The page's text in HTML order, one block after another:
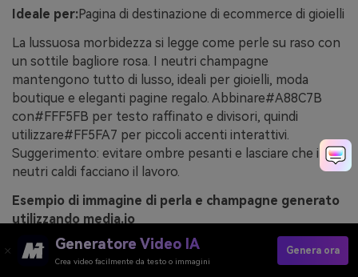
Ideale per:Pagina di destinazione di ecommerce di gioielli
La lussuosa morbidezza si legge come perle su raso con
un sottile bagliore rosa. I neutri champagne
mantengono tutto di lusso, ideali per gioielli, moda
boutique e eleganti pagine regalo. Abbinare#A88C7B
con#FFF5FB per testo raffinato e divisori, quindi
utilizzare#FF5FA7 per piccoli accenti interattivi.
Suggerimento: evitare ombre pesanti e lasciare che i
neutri caldi facciano il lavoro.
Esempio di immagine di perla e champagne generato
utilizzando media.io
Generatore Video IA
Crea video facilmente da testo o immagini
Genera ora